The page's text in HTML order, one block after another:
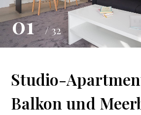
01 / 32
Studio-
Balkon und